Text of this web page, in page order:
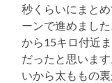
秒くらいにまと
ーンで進めまし
から15キロ付近
だったと思いま
いから太ももの